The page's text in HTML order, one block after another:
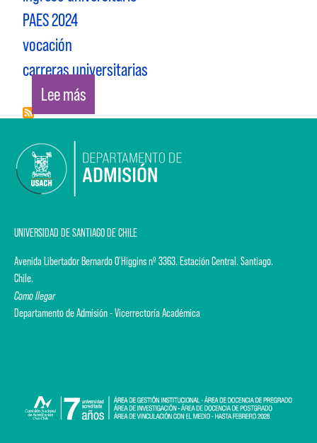
PAES 2024
vocación
carreras universitarias
Lee mássobre ¿POR QUÉ DEBERÍA ESTUDIAR EN LA
UNIVERSIDAD DE SANTIAGO DE CHILE
Avenida Libertador Bernardo O'Higgins nº 3363. Estación Central. Santiago.
Chile.
Como llegar
Departamento de Admisión - Vicerrectoría Académica